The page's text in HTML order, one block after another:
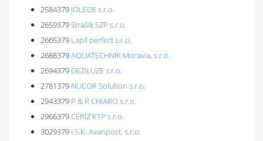
2584379 JOLEDE s.r.o.
2659379Strašík SZP s.r.o.
2665379 Lapil perfect s.r.o.
2688379AQUATECHNIK Moravia, s.r.o.
2694379 DEZILUZE s.r.o.
2781379 NUCOR Solution s.r.o.
2943379 P & R CHIARO s.r.o.
2966379CERIZ KTP s.r.o.
3029379 I.S.K. Avanpost, s.r.o.